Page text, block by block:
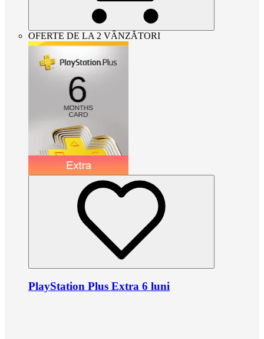
OFERTE DE LA 2 VÂNZĂTORI
PlayStation Plus Extra 6 luni